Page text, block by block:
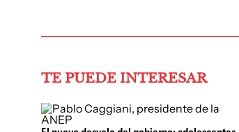
TE PUEDE INTERESAR